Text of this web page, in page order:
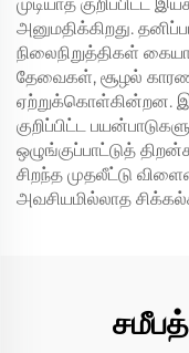
முடியாத
அனுமதிக்கிறது.
நிலைநிறுத்திகள்
தேவைகள், சூழல்
ஏற்றுக்கொள்கின்றன.
குறிப்பிட்ட
ஒழுங்குப்பாட்டுத்
சிறந்த முதலீட்டு
அவசியமில்லாத